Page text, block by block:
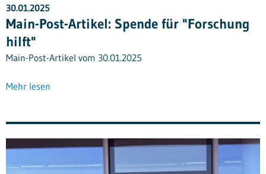
30.01.2025
Main-Post-Artikel: Spende für "Forschung
hilft"
Main-Post-Artikel vom 30.01.2025
Mehr lesen